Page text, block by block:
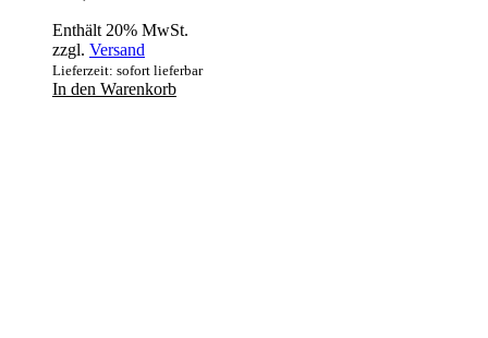
Enthält 20% MwSt.
zzgl. Versand
Lieferzeit: sofort lieferbar
In den Warenkorb